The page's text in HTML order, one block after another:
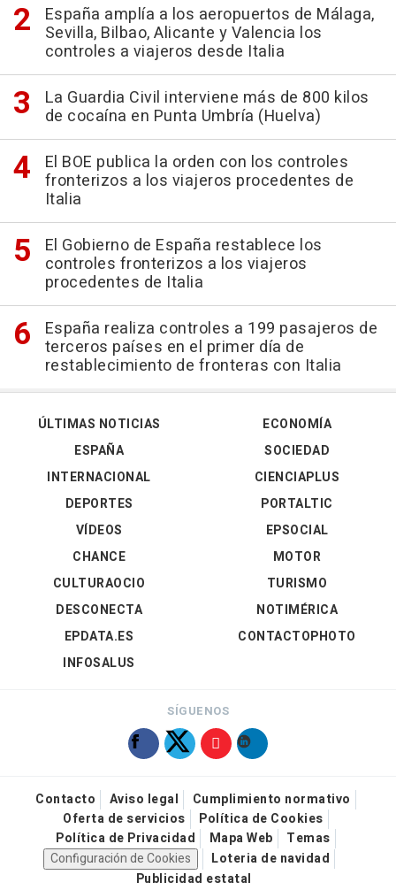
España amplía a los aeropuertos de Málaga,
Sevilla, Bilbao, Alicante y Valencia los
controles a viajeros desde Italia
La Guardia Civil interviene más de 800 kilos
de cocaína en Punta Umbría (Huelva)
El BOE publica la orden con los controles
fronterizos a los viajeros procedentes de
Italia
El Gobierno de España restablece los
controles fronterizos a los viajeros
procedentes de Italia
España realiza controles a 199 pasajeros de
terceros países en el primer día de
restablecimiento de fronteras con Italia
ÚLTIMAS NOTICIAS
ESPAÑA
INTERNACIONAL
DEPORTES
VÍDEOS
ECONOMÍA
SOCIEDAD
CIENCIAPLUS
PORTALTIC
EPSOCIAL
CHANCE
CULTURAOCIO
DESCONECTA
EPDATA.ES
INFOSALUS
MOTOR
TURISMO
NOTIMÉRICA
CONTACTOPHOTO
SÍGUENOS
Contacto Aviso legal
Cumplimiento normativo
Oferta de servicios
Política de Cookies
Política de Privacidad
Mapa Web
Temas
Configuración de Cookies
Loteria de navidad
Publicidad estatal